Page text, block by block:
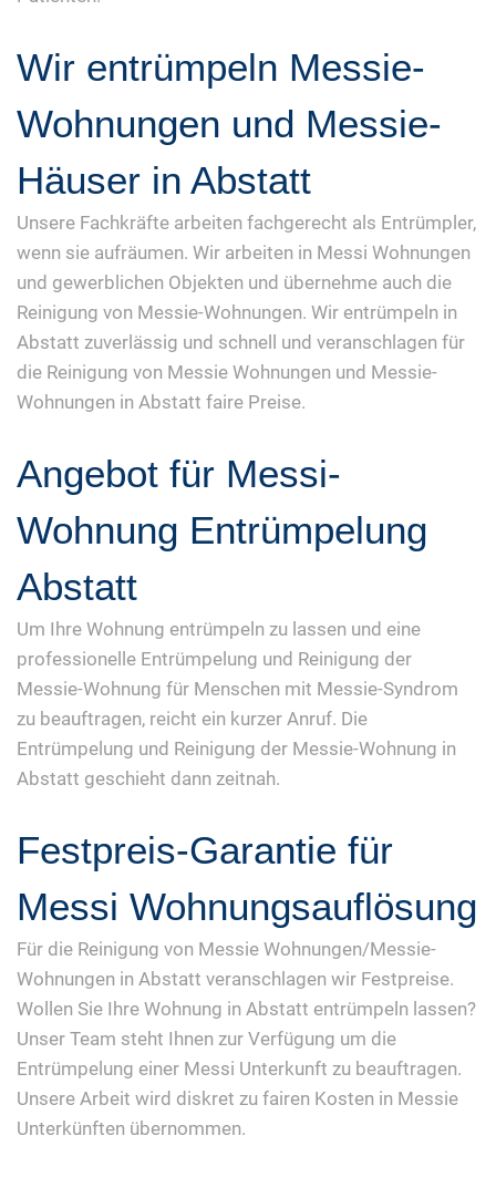
Wir entrümpeln Messie-
Wohnungen und Messie-
Häuser in Abstatt
Unsere Fachkräfte arbeiten fachgerecht als Entrümpler,
wenn sie aufräumen. Wir arbeiten in Messi Wohnungen
und gewerblichen Objekten und übernehme auch die
Reinigung von Messie-Wohnungen. Wir entrümpeln in
Abstatt zuverlässig und schnell und veranschlagen für
die Reinigung von Messie Wohnungen und Messie-
Wohnungen in Abstatt faire Preise.
Angebot für Messi-
Wohnung Entrümpelung
Abstatt
Um Ihre Wohnung entrümpeln zu lassen und eine
professionelle Entrümpelung und Reinigung der
Messie-Wohnung für Menschen mit Messie-Syndrom
zu beauftragen, reicht ein kurzer Anruf. Die
Entrümpelung und Reinigung der Messie-Wohnung in
Abstatt geschieht dann zeitnah.
Festpreis-Garantie für
Messi Wohnungsauflösung
Für die Reinigung von Messie Wohnungen/Messie-
Wohnungen in Abstatt veranschlagen wir Festpreise.
Wollen Sie Ihre Wohnung in Abstatt entrümpeln lassen?
Unser Team steht Ihnen zur Verfügung um die
Entrümpelung einer Messi Unterkunft zu beauftragen.
Unsere Arbeit wird diskret zu fairen Kosten in Messie
Unterkünften übernommen.